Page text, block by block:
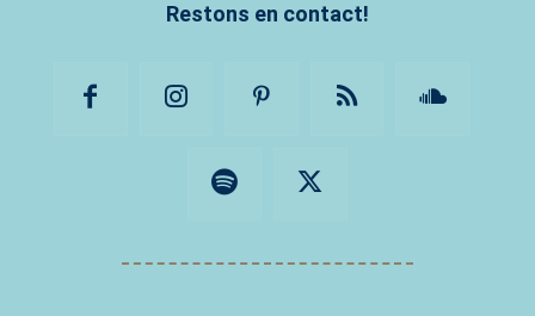
Restons en contact!